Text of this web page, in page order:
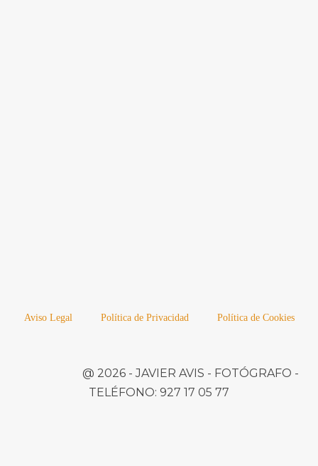
Aviso Legal Política de Privacidad Política de Cookies
@ 2026 -JAVIER AVIS - FOTÓGRAFO -
TELÉFONO: 927 17 05 77